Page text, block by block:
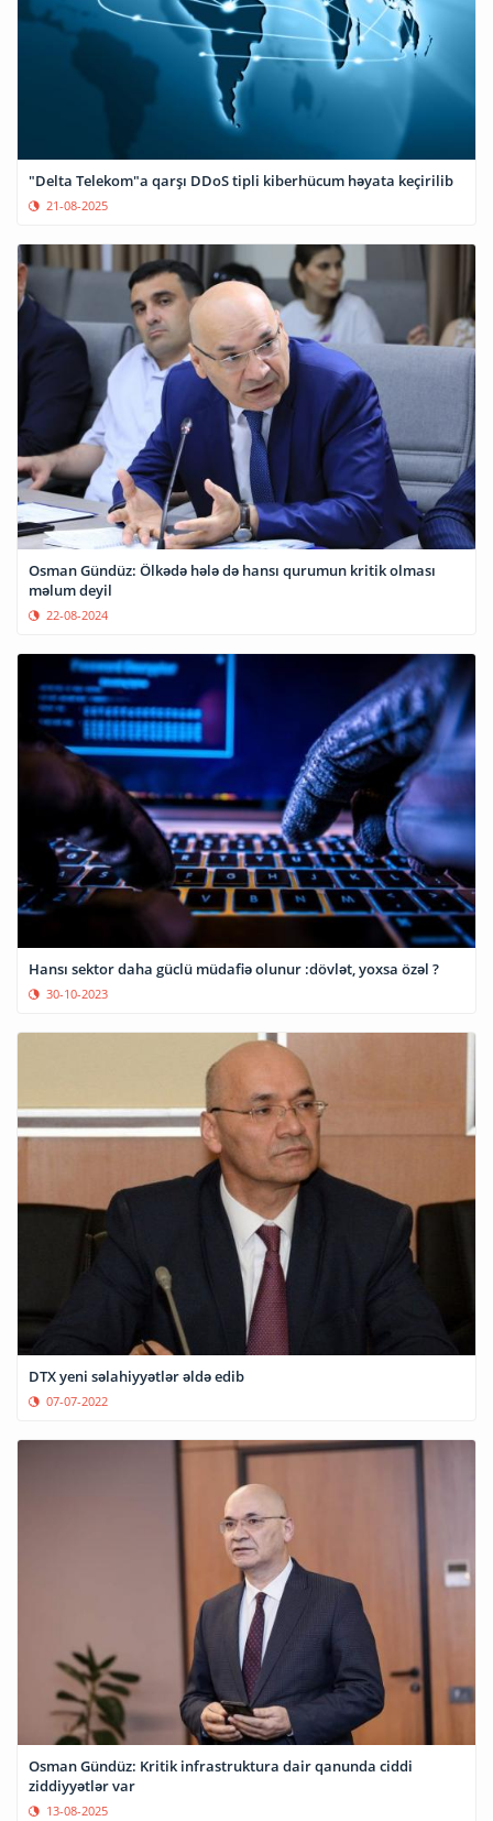
"Delta Telekom"a qarşı DDoS tipli kiberhücum həyata keçirilib
21-08-2025
Osman Gündüz: Ölkədə hələ də hansı qurumun kritik olması
məlum deyil
22-08-2024
Hansı sektor daha güclü müdafiə olunur :dövlət, yoxsa özəl ?
30-10-2023
DTX yeni səlahiyyətlər əldə edib
07-07-2022
Osman Gündüz: Kritik infrastruktura dair qanunda ciddi
ziddiyyətlər var
13-08-2025